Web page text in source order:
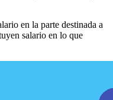
en la parte destinada a
salario en lo que